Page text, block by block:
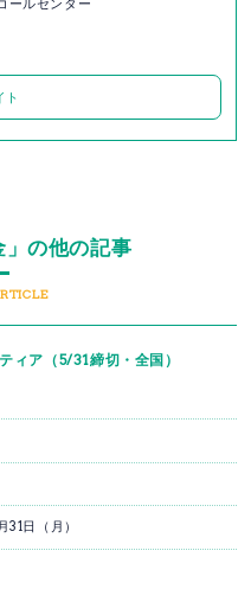
ールセンター
ト
」の他の記事
ィア（5/31締切・全国）
31日（月）